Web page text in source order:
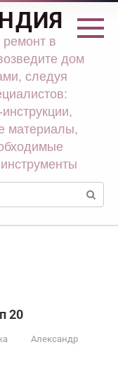
в
дом
следуя
материалы,
20
Александр